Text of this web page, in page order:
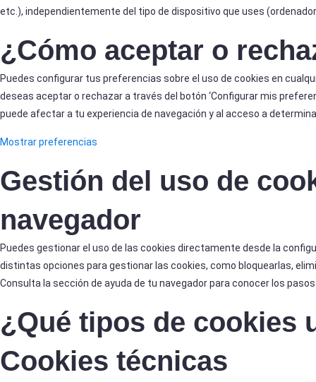
etc.), independientemente del tipo de dispositivo que uses
¿Cómo aceptar o
Puedes configurar tus preferencias sobre el uso de cookies en
deseas aceptar o rechazar a través del botón ‘Configurar mis
puede afectar a tu experiencia de navegación y al acceso a
Mostrar preferencias
Gestión del uso de
navegador
Puedes gestionar el uso de las cookies directamente desde la
distintas opciones para gestionar las cookies, como bloquearlas,
Consulta la sección de ayuda de tu navegador para conocer los
¿Qué tipos de cookies
Cookies técnicas